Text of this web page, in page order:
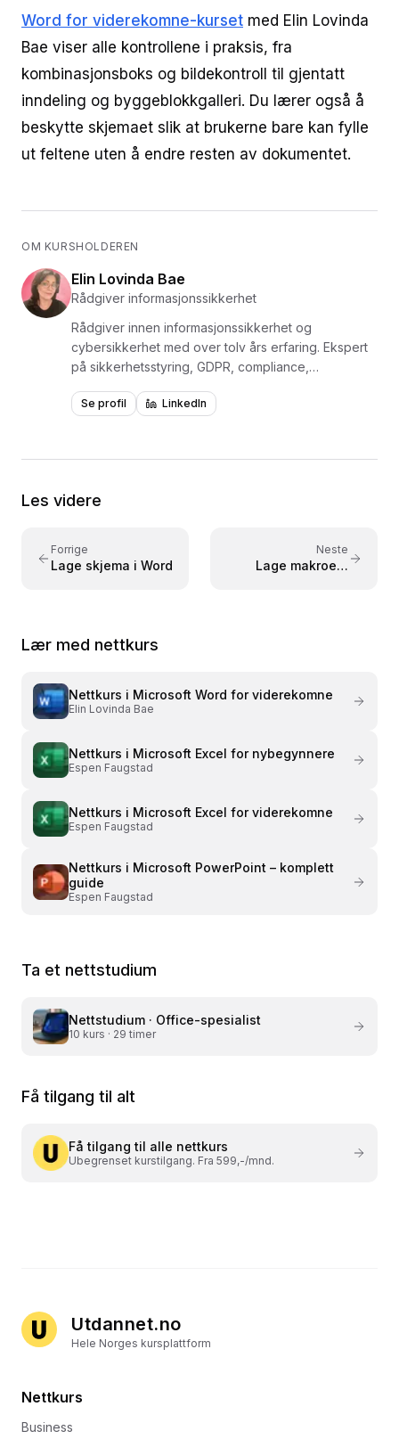
Word for viderekomne-kurset med Elin Lovinda
Bae viser alle kontrollene i praksis, fra
kombinasjonsboks og bildekontroll til gjentatt
inndeling og byggeblokkgalleri. Du lærer også å
beskytte skjemaet slik at brukerne bare kan fylle
ut feltene uten å endre resten av dokumentet.
OM KURSHOLDEREN
Elin Lovinda Bae
Rådgiver informasjonssikkerhet
Rådgiver innen informasjonssikkerhet og
cybersikkerhet med over tolv års erfaring. Ekspert
på sikkerhetsstyring, GDPR, compliance,
som prosjektleder og konsulent. Har erfaring med å
Microsoft- og Google-verktøy med fokus på
Se profil LinkedIn
Les videre
Forrige
Lage skjema i Word
Neste
Lage makroer i
Lær med nettkurs
Nettkurs i Microsoft Word for viderekomne
Elin Lovinda Bae
Nettkurs i Microsoft Excel for nybegynnere
Espen Faugstad
Nettkurs i Microsoft Excel for viderekomne
Espen Faugstad
Nettkurs i Microsoft PowerPoint – komplett
guide
Espen Faugstad
Ta et nettstudium
Nettstudium · Office-spesialist
10 kurs · 29 timer
Få tilgang til alt
Få tilgang til alle nettkurs
Ubegrenset kurstilgang. Fra 599,-/mnd.
Utdannet.no
Hele Norges kursplattform
Nettkurs
Business